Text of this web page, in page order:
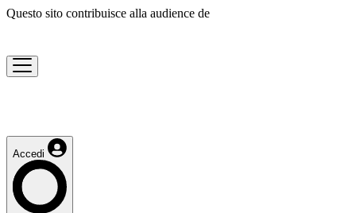
Questo sito contribuisce alla audience de
Accedi